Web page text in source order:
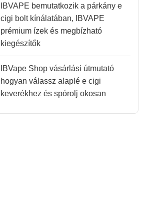
IBVAPE bemutatkozik a párkány e
cigi bolt kínálatában, IBVAPE
prémium ízek és megbízható
kiegészítők
IBVape Shop vásárlási útmutató
hogyan válassz alaplé e cigi
keverékhez és spórolj okosan